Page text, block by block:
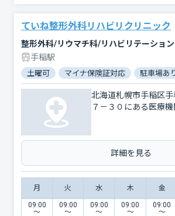
ていね整形外科リハビリクリニック
整形外科/リウマチ科/リハビリテーション
手稲駅
土曜可 マイナ保険証対応 駐車場あ
北海道札幌市手稲区
７－３０にある医療機
詳細を見る
月 火 水 木 金
09:00
〜
09:00
〜
09:00
〜
09:00
〜
09:00
〜